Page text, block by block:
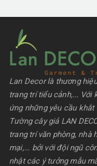
Lan Decor là thương
trang trí tiểu cảnh,... Với
ứng những yêu cầu khắt
Tường cây giả LAN
trang trí văn phòng, nhà
mại,... bởi với đội ngũ
nhật các ý tưởng mẫu